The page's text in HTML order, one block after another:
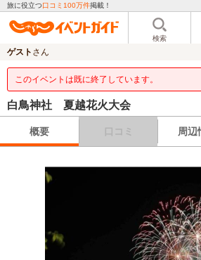
旅に役立つ口コミ100万件掲載！
検索
ゲスト さん
このイベントは既に終了しています。
白鳥神社 夏越花火大会
概要 口コミ 周辺